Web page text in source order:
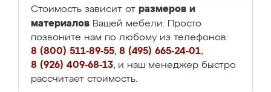
Стоимость зависит от размеров и
материалов Вашей мебели. Просто
позвоните нам по любому из телефонов:
8 (800) 511-89-55, 8 (495) 665-24-01,
8 (926) 409-68-13, и наш менеджер быстро
рассчитает стоимость.